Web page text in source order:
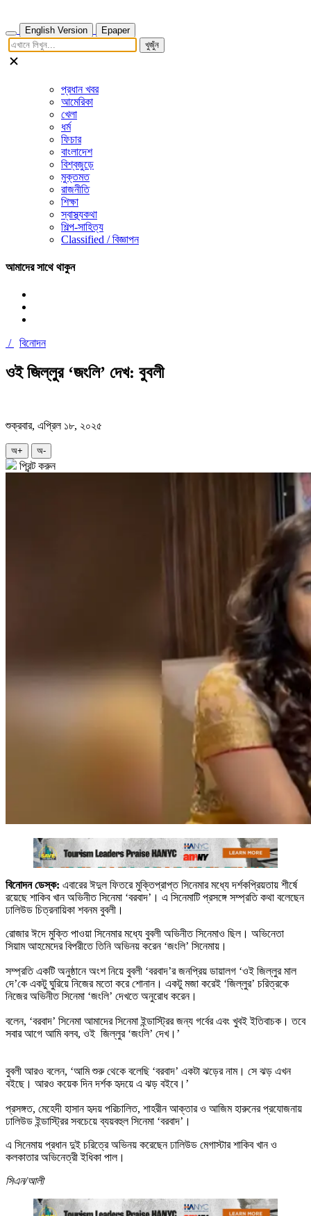
English Version
Epaper
খুজুঁন
প্রধান খবর
আমেরিকা
খেলা
ধর্ম
ফিচার
বাংলাদেশ
বিশ্বজুড়ে
মুক্তমত
রাজনীতি
শিক্ষা
স্বাস্থ্যকথা
শিল্প-সাহিত্য
Classified / বিজ্ঞাপন
আমাদের সাথে থাকুন
/ বিনোদন
ওই জিল্লুর ‘জংলি’ দেখ: বুবলী
শুক্রবার, এপ্রিল ১৮, ২০২৫
অ+ অ-
প্রিন্ট করুন
বিনোদন ডেস্ক: এবারের ঈদুল ফিতরে মুক্তিপ্রাপ্ত সিনেমার মধ্যে দর্শকপ্রিয়তায় শীর্ষে
রয়েছে শাকিব খান অভিনীত সিনেমা ‘বরবাদ’। এ সিনেমাটি প্রসঙ্গে সম্প্রতি কথা বলেছেন
ঢালিউড চিত্রনায়িকা শবনম বুবলী।
রোজার ঈদে মুক্তি পাওয়া সিনেমার মধ্যে বুবলী অভিনীত সিনেমাও ছিল। অভিনেতা
সিয়াম আহমেদের বিপরীতে তিনি অভিনয় করেন ‘জংলি’ সিনেমায়।
সম্প্রতি একটি অনুষ্ঠানে অংশ নিয়ে বুবলী ‘বরবাদ’র জনপ্রিয় ডায়ালগ ‘ওই জিল্লুর মাল
দে’কে একটু ঘুরিয়ে নিজের মতো করে শোনান। একটু মজা করেই ‘জিল্লুর’ চরিত্রকে
নিজের অভিনীত সিনেমা ‘জংলি’ দেখতে অনুরোধ করেন।
বলেন, ‘বরবাদ’ সিনেমা আমাদের সিনেমা ইন্ডাস্ট্রির জন্য গর্বের এবং খুবই ইতিবাচক। তবে
সবার আগে আমি বলব, ওই জিল্লুর ‘জংলি’ দেখ।’
বুবলী আরও বলেন, ‘আমি শুরু থেকে বলেছি ‘বরবাদ’ একটা ঝড়ের নাম। সে ঝড় এখন
বইছে। আরও কয়েক দিন দর্শক হৃদয়ে এ ঝড় বইবে।’
প্রসঙ্গত, মেহেদী হাসান হৃদয় পরিচালিত, শাহরীন আক্তার ও আজিম হারুনের প্রযোজনায়
ঢালিউড ইন্ডাস্ট্রির সবচেয়ে ব্যয়বহুল সিনেমা ‘বরবাদ’।
এ সিনেমায় প্রধান দুই চরিত্রে অভিনয় করেছেন ঢালিউড মেগাস্টার শাকিব খান ও
কলকাতার অভিনেত্রী ইধিকা পাল।
সিএন/আলী